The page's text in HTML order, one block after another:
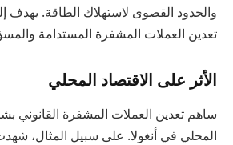
والحدود القصوى لاستهلاك الطاقة. يهدف
تعدين العملات المشفرة المستدامة
الأثر على الاقتصاد المحلي
ساهم تعدين العملات المشفرة القانوني
المحلي في أنغولا. على سبيل المثال، شهدت